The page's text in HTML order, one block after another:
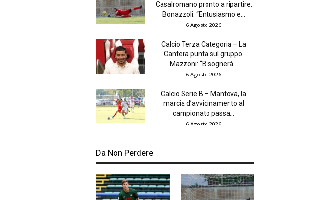
Casalromano pronto a ripartire.
Bonazzoli: “Entusiasmo e...
6 Agosto 2026
Calcio Terza Categoria – La
Cantera punta sul gruppo.
Mazzoni: “Bisognerà...
6 Agosto 2026
Calcio Serie B – Mantova, la
marcia d’avvicinamento al
campionato passa...
6 Agosto 2026
Da Non Perdere